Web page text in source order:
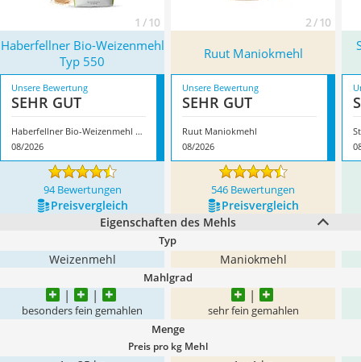
1 / 10 2 / 10
Haberfellner Bio-Weizenmehl
Typ 550
Ruut Maniokmehl
Unsere Bewertung
SEHR GUT
Haberfellner Bio-Weizenmehl Typ 550
08/2026
Unsere Bewertung
SEHR GUT
Ruut Maniokmehl
08/2026
94 Bewertungen 546 Bewertungen
Preis­vergleich
Preis­vergleich
Eigenschaften des Mehls
Typ
Weizenmehl Maniokmehl
Mahlgrad
besonders fein gemahlen sehr fein gemahlen
Menge
Preis pro kg Mehl